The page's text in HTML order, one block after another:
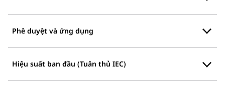
Phê duyệt và ứng dụng
Hiệu suất ban đầu (Tuân thủ IEC)